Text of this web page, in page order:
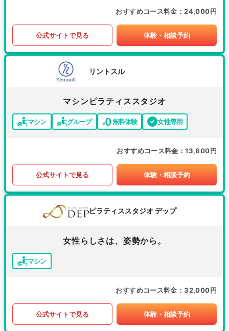
おすすめコース料金 24,000円
公式サイトで見る 体験・相談予約
リントスル
マシンピラティススタジオ
マシン グループ 無料体験 女性専用
おすすめコース料金 13,800円
公式サイトで見る 体験・相談予約
ピラティススタジオ デップ
女性らしさは、姿勢から。
マシン
おすすめコース料金 32,000円
公式サイトで見る 体験・相談予約